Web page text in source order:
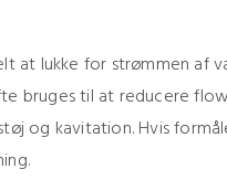
at lukke for strømmen af
bruges til at reducere
og kavitation. Hvis